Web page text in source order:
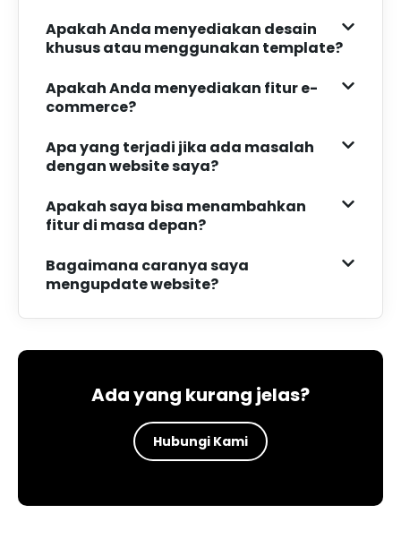
Apakah Anda menyediakan desain
khusus atau menggunakan template?
Apakah Anda menyediakan fitur e-
commerce?
Apa yang terjadi jika ada masalah
dengan website saya?
Apakah saya bisa menambahkan
fitur di masa depan?
Bagaimana caranya saya
mengupdate website?
Ada yang kurang jelas?
Hubungi Kami